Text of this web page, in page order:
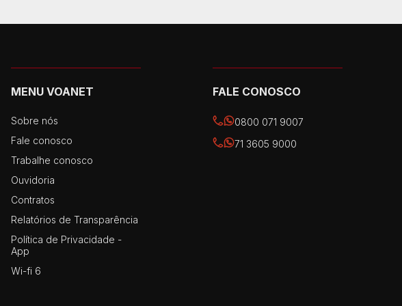
MENU VOANET
Sobre nós
Fale conosco
Trabalhe conosco
Ouvidoria
Contratos
Relatórios de Transparência
Política de Privacidade -
App
Wi-fi 6
FALE CONOSCO
0800 071 9007
71 3605 9000